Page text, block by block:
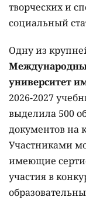
творческих и
социальный
Одну из
университет
2026-2027
выделила 500
документов на
Участниками
имеющие
участия в